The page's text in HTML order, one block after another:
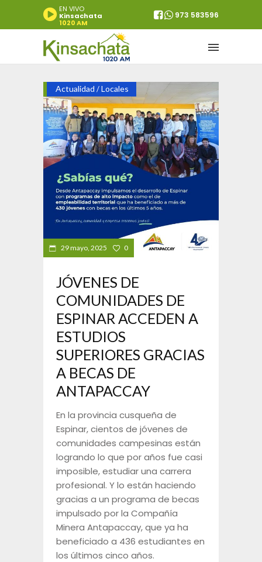
EN VIVO
Kinsachata
1020 AM
973 583596
Actualidad /Locales
29 mayo, 2025 0
JÓVENES DE
COMUNIDADES DE
ESPINAR ACCEDEN A
ESTUDIOS
SUPERIORES GRACIAS
A BECAS DE
ANTAPACCAY
En la provincia cusqueña de
Espinar, cientos de jóvenes de
comunidades campesinas están
logrando lo que por años fue casi
imposible, estudiar una carrera
profesional. Y lo están haciendo
gracias a un programa de becas
impulsado por la Compañía
Minera Antapaccay, que ya ha
beneficiado a 436 estudiantes en
los últimos cinco años.